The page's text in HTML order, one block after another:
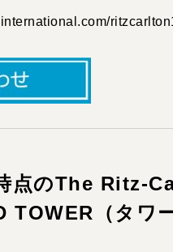
点のThe Ritz-
TOWER（タワ